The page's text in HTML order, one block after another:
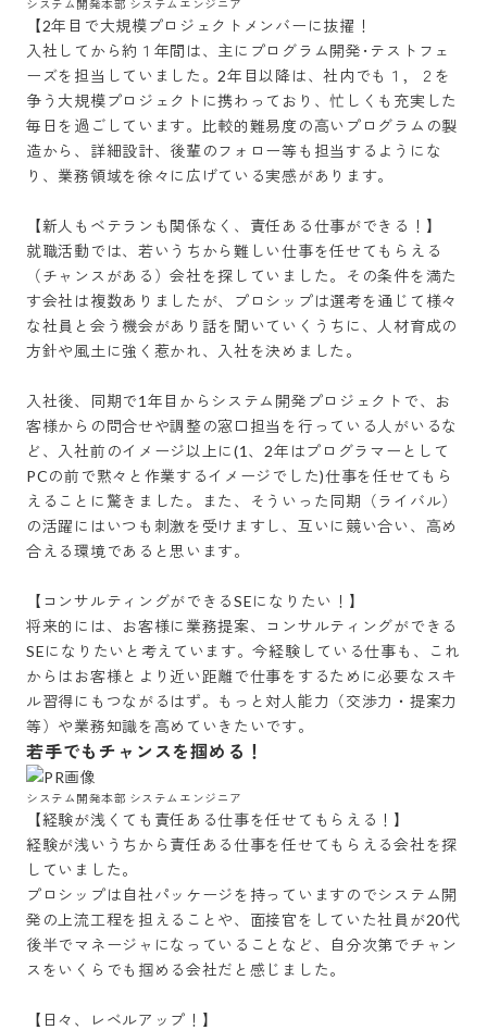
システム開発本部 システムエンジニア
【2年目で大規模プロジェクトメンバーに抜擢！
入社してから約１年間は、主にプログラム開発･テストフェ
ーズを担当していました。2年目以降は、社内でも１，２を
争う大規模プロジェクトに携わっており、忙しくも充実した
毎日を過ごしています。比較的難易度の高いプログラムの製
造から、詳細設計、後輩のフォロー等も担当するようにな
り、業務領域を徐々に広げている実感があります。
【新人もベテランも関係なく、責任ある仕事ができる！】
就職活動では、若いうちから難しい仕事を任せてもらえる
（チャンスがある）会社を探していました。その条件を満た
す会社は複数ありましたが、プロシップは選考を通じて様々
な社員と会う機会があり話を聞いていくうちに、人材育成の
方針や風土に強く惹かれ、入社を決めました。
入社後、同期で1年目からシステム開発プロジェクトで、お
客様からの問合せや調整の窓口担当を行っている人がいるな
ど、入社前のイメージ以上に(1、2年はプログラマーとして
PCの前で黙々と作業するイメージでした)仕事を任せてもら
えることに驚きました。また、そういった同期（ライバル）
の活躍にはいつも刺激を受けますし、互いに競い合い、高め
合える環境であると思います。
【コンサルティングができるSEになりたい！】
将来的には、お客様に業務提案、コンサルティングができる
SEになりたいと考えています。今経験している仕事も、これ
からはお客様とより近い距離で仕事をするために必要なスキ
ル習得にもつながるはず。もっと対人能力（交渉力・提案力
等）や業務知識を高めていきたいです。
若手でもチャンスを掴める！
システム開発本部 システムエンジニア
【経験が浅くても責任ある仕事を任せてもらえる！】
経験が浅いうちから責任ある仕事を任せてもらえる会社を探
していました。
プロシップは自社パッケージを持っていますのでシステム開
発の上流工程を担えることや、面接官をしていた社員が20代
後半でマネージャになっていることなど、自分次第でチャン
スをいくらでも掴める会社だと感じました。
【日々、レベルアップ！】